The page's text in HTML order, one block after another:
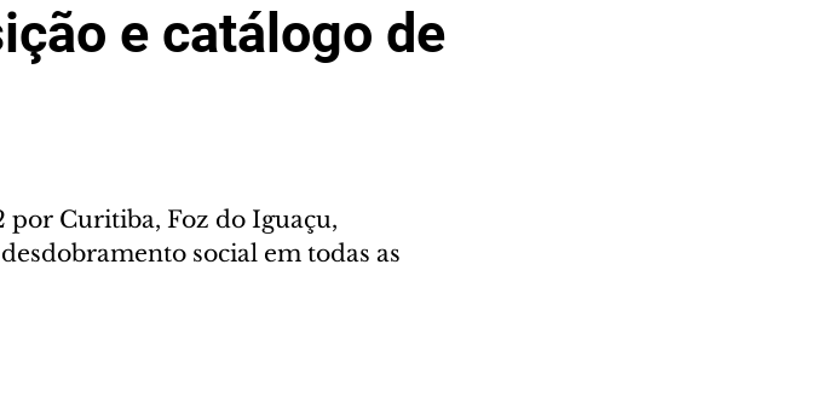
e catálogo de
por Curitiba, Foz do Iguaçu,
social em todas as